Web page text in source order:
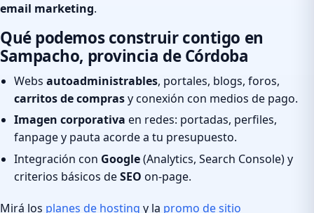
email marketing.
Qué podemos construir contigo en
Sampacho, provincia de Córdoba
Webs autoadministrables, portales, blogs, foros,
carritos de comprasy conexión con medios de pago.
Imagen corporativa en redes: portadas, perfiles,
fanpage y pauta acorde a tu presupuesto.
Integración con Google(Analytics, Search Console) y
criterios básicos deSEO on-page.
Mirá los planes de hosting y la promo de sitio